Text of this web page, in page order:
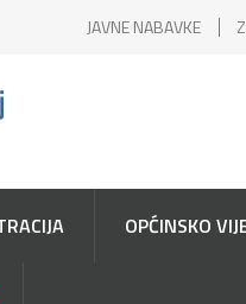
JAVNE NABAVKE
OPĆINSKO